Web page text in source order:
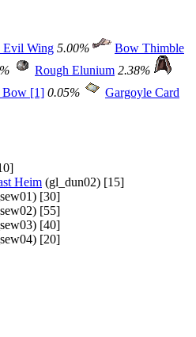
Evil Wing 5.00%
Bow Thimble
Rough Elunium 2.38%
Bow [1] 0.05%
Gargoyle Card
Heim (gl_dun02) [15]
[30]
[55]
[40]
[20]